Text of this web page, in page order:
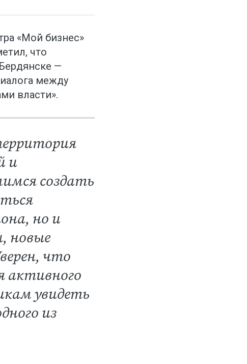
«Мой бизнес»
что
—
между
власти».
и
создать
но и
новые
что
активного
увидеть
из